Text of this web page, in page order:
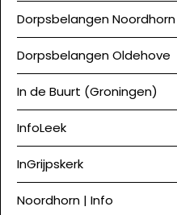
Dorpsbelangen Noordhorn
Dorpsbelangen Oldehove
In de Buurt (Groningen)
InfoLeek
InGrijpskerk
Noordhorn | Info